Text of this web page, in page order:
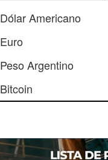
Dólar Americano
Euro
Peso Argentino
Bitcoin